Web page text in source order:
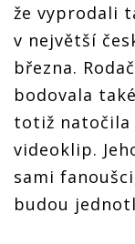
že vyprodali
v největší
března.
bodovala
totiž
videoklip.
sami
budou